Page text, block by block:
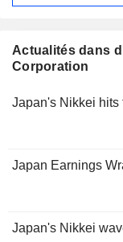
Actualités dans
Corporation
Japan's Nikkei hits
Japan Earnings
Japan's Nikkei